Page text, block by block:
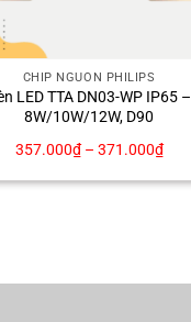
CHÍP NGUỒN PHILIPS
LED TTA DN03-WP IP65 –
8W/10W/12W, D90
357.000₫– 371.000₫